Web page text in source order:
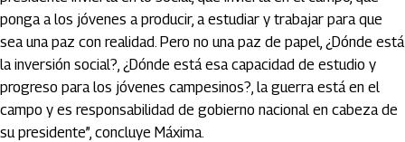
ponga a los jóvenes a producir, a estudiar y trabajar para que
sea una paz con realidad. Pero no una paz de papel, ¿Dónde está
la inversión social?, ¿Dónde está esa capacidad de estudio y
progreso para los jóvenes campesinos?, la guerra está en el
campo y es responsabilidad de gobierno nacional en cabeza de
su presidente”, concluye Máxima.